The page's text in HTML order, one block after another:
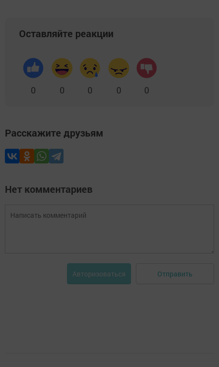
Оставляйте реакции
0 0 0 0 0
Расскажите друзьям
Нет комментариев
Авторизоваться Отправить